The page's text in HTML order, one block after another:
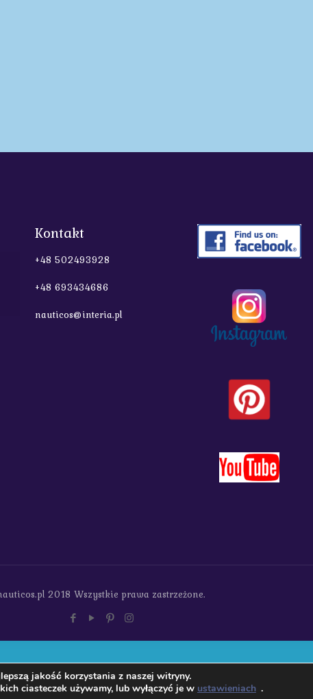
Kontakt
+48 502493928
+48 693434686
nauticos@interia.pl
2018 Wszystkie prawa zastrzeżone.
jakość korzystania z naszej witryny.
ciasteczek używamy, lub wyłączyć je w ustawieniach .